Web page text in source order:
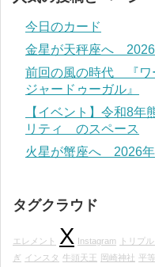
今日のカード
金星が天秤座へ
前回の風の時代 『ワ
ジャードゥーガル』
【イベント】令和8
リティ のスペース
火星が蟹座へ 2026年
タグクラウド
エレメント X Instagram トリプ
ぎ インスタ 牛頭天王 岡崎神社 平等